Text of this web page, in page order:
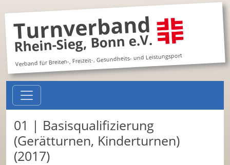
Turnverband
Rhein-Sieg, Bonn e.V.
Verband für Breiten-, Freizeit-, Gesundheits- und Leistungsport
01 | Basisqualifizierung
(Gerätturnen, Kinderturnen)
(2017)